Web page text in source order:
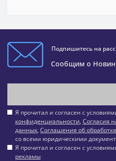
Подпишитесь на
Сообщим о
Я прочитал и согласен с
конфиденциальности, Согласия
данных, Соглашения об
со всеми юридическими
Я прочитал и согласен с
рекламы